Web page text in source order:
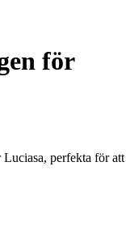
för
Luciasa, perfekta för att